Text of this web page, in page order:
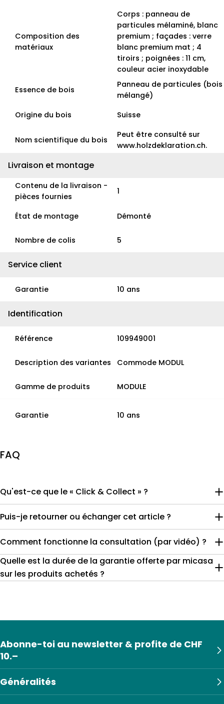
Composition des
matériaux
Corps : panneau de
particules mélaminé, blanc
premium ; façades : verre
blanc premium mat ; 4
tiroirs ; poignées : 11 cm,
couleur acier inoxydable
Essence de bois
Panneau de particules (bois
mélangé)
Origine du bois
Suisse
Nom scientifique du bois
Peut être consulté sur
www.holzdeklaration.ch.
Livraison et montage
Contenu de la livraison -
pièces fournies
1
État de montage Démonté
Nombre de colis 5
Service client
Garantie 10 ans
Identification
Référence 109949001
Description des variantes Commode MODUL
Gamme de produits MODULE
Garantie 10 ans
FAQ
Qu'est-ce que le « Click & Collect » ?
Puis-je retourner ou échanger cet article ?
Comment fonctionne la consultation (par vidéo) ?
Quelle est la durée de la garantie offerte par micasa
sur les produits achetés ?
Généralités
Abonne-toi au newsletter & profite de CHF
10.–